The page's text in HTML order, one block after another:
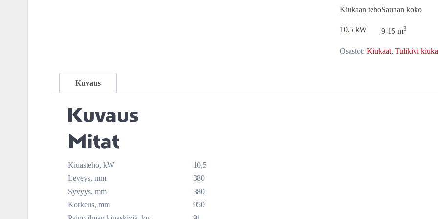
Kiukaan teho
10,5 kW
Saunan koko
9-15 m3
Osastot: Kiukaat, Tulikivi
Kuvaus
Kuvaus
Mitat
Kiuasteho, kW
10,5
Leveys, mm
380
Syvyys, mm
380
Korkeus, mm
950